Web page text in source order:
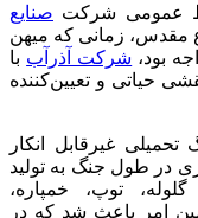
عمومی شرکت صنایع
زمانی که میهن
بود، شرکت آذرآب با
حیاتی و تعیین‌کننده
غیرقابل انکار
در طول جنگ به تولید
توپ، خمپاره،
امر باعث شد که در